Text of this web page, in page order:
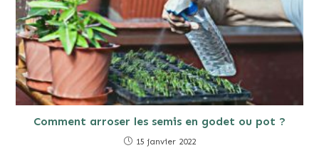
Comment arroser les semis en godet ou pot ?
15 janvier 2022